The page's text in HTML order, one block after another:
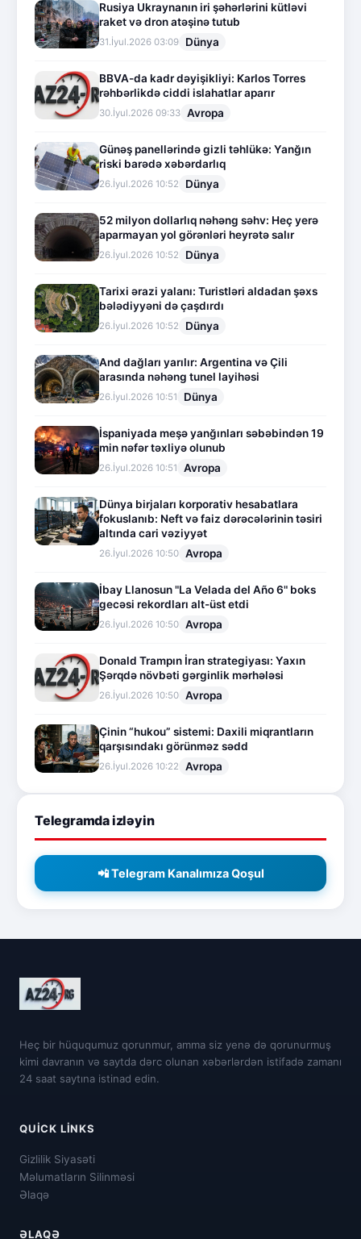
Rusiya Ukraynanın iri şəhərlərini kütləvi
raket və dron atəşinə tutub
31.İyul.2026 03:09 Dünya
BBVA-da kadr dəyişikliyi: Karlos Torres
rəhbərlikdə ciddi islahatlar aparır
30.İyul.2026 09:33 Avropa
Günəş panellərində gizli təhlükə: Yanğın
riski barədə xəbərdarlıq
26.İyul.2026 10:52 Dünya
52 milyon dollarlıq nəhəng səhv: Heç yerə
aparmayan yol görənləri heyrətə salır
26.İyul.2026 10:52 Dünya
Tarixi ərazi yalanı: Turistləri aldadan şəxs
bələdiyyəni də çaşdırdı
26.İyul.2026 10:52 Dünya
And dağları yarılır: Argentina və Çili
arasında nəhəng tunel layihəsi
26.İyul.2026 10:51 Dünya
İspaniyada meşə yanğınları səbəbindən 19
min nəfər təxliyə olunub
26.İyul.2026 10:51 Avropa
Dünya birjaları korporativ hesabatlara
fokuslanıb: Neft və faiz dərəcələrinin təsiri
altında cari vəziyyət
26.İyul.2026 10:50 Avropa
İbay Llanosun "La Velada del Año 6" boks
gecəsi rekordları alt-üst etdi
26.İyul.2026 10:50 Avropa
Donald Trampın İran strategiyası: Yaxın
Şərqdə növbəti gərginlik mərhələsi
26.İyul.2026 10:50 Avropa
Çinin “hukou” sistemi: Daxili miqrantların
qarşısındakı görünməz sədd
26.İyul.2026 10:22 Avropa
Telegramda izləyin
📲 Telegram Kanalımıza Qoşul
Heç bir hüququmuz qorunmur, amma siz yenə də qorunurmuş
kimi davranın və saytda dərc olunan xəbərlərdən istifadə zamanı
24 saat saytına istinad edin.
QUICK LINKS
Gizlilik Siyasəti
Məlumatların Silinməsi
Əlaqə
ƏLAQƏ